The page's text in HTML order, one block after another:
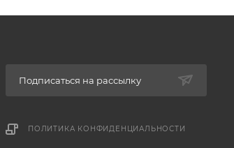
Подписаться на рассылку
ПОЛИТИКА КОНФИДЕНЦИАЛЬНОСТИ